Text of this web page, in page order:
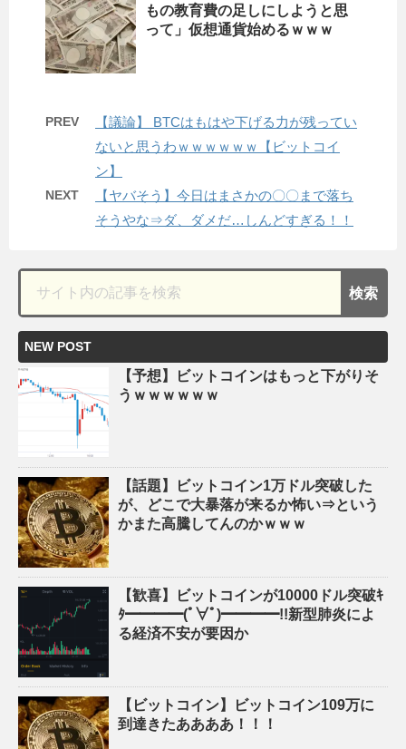
もの教育費の足しにしようと思
って」仮想通貨始めるｗｗｗ
PREV
【議論】 BTCはもはや下げる力が残ってい
ないと思うわｗｗｗｗｗｗ【ビットコイ
ン】
NEXT
【ヤバそう】今日はまさかの〇〇まで落ち
そうやな⇒ダ、ダメだ…しんどすぎる！！
NEW POST
【予想】ビットコインはもっと下がりそ
うｗｗｗｗｗｗ
【話題】ビットコイン1万ドル突破した
が、どこで大暴落が来るか怖い⇒という
かまた高騰してんのかｗｗｗ
【歓喜】ビットコインが10000ドル突破ｷ
ﾀ━━━━(ﾟ∀ﾟ)━━━━!!新型肺炎によ
る経済不安が要因か
【ビットコイン】ビットコイン109万に
到達きたああああ！！！